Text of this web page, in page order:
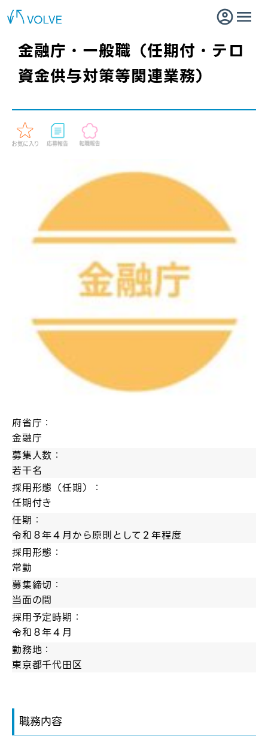
金融庁・一般職（任期付・テロ
資金供与対策等関連業務）
府省庁：
金融庁
募集人数：
若干名
採用形態（任期）：
任期付き
任期：
令和８年４月から原則として２年程度
採用形態：
常勤
募集締切：
当面の間
採用予定時期：
令和８年４月
勤務地：
東京都千代田区
職務内容